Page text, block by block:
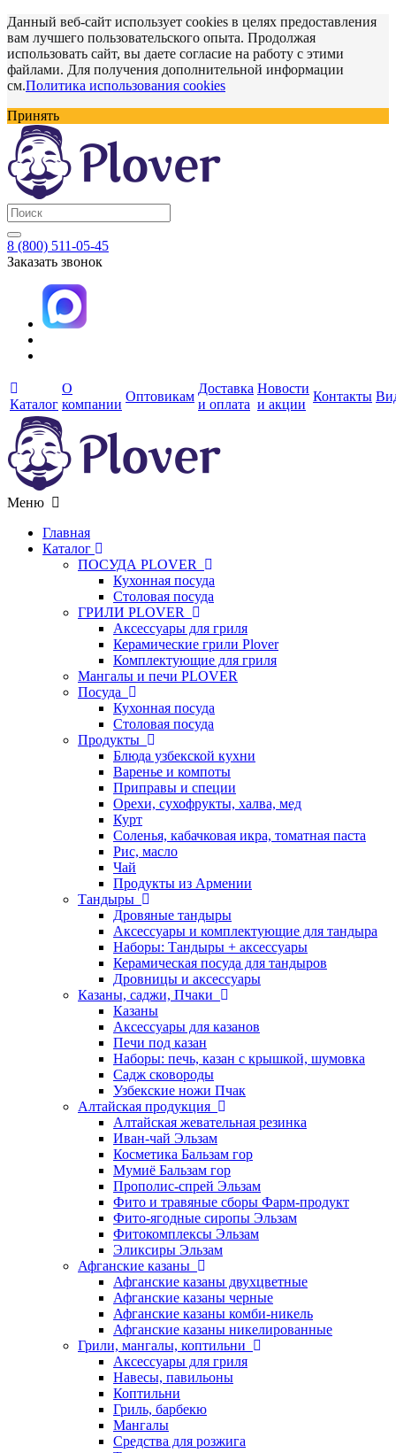
Данный веб-сайт использует cookies в целях предоставления
вам лучшего пользовательского опыта. Продолжая
использовать сайт, вы даете согласие на работу с этими
файлами. Для получения дополнительной информации
см.Политика использования cookies
Принять
8 (800) 511-05-45
Заказать звонок
Каталог
О
компании
Оптовикам
Доставка
и оплата
Новости
и акции
Контакты
Меню
Главная
Каталог
ПОСУДА PLOVER
Кухонная посуда
Столовая посуда
ГРИЛИ PLOVER
Аксессуары для гриля
Керамические грили Plover
Комплектующие для гриля
Мангалы и печи PLOVER
Посуда
Кухонная посуда
Столовая посуда
Продукты
Блюда узбекской кухни
Варенье и компоты
Приправы и специи
Орехи, сухофрукты, халва, мед
Курт
Соленья, кабачковая икра, томатная паста
Рис, масло
Чай
Продукты из Армении
Тандыры
Дровяные тандыры
Аксессуары и комплектующие для тандыра
Наборы: Тандыры + аксессуары
Керамическая посуда для тандыров
Дровницы и аксессуары
Казаны, саджи, Пчаки
Казаны
Аксессуары для казанов
Печи под казан
Наборы: печь, казан с крышкой, шумовка
Садж сковороды
Узбекские ножи Пчак
Алтайская продукция
Алтайская жевательная резинка
Иван-чай Эльзам
Косметика Бальзам гор
Мумиё Бальзам гор
Прополис-спрей Эльзам
Фито и травяные сборы Фарм-продукт
Фито-ягодные сиропы Эльзам
Фитокомплексы Эльзам
Эликсиры Эльзам
Афганские казаны
Афганские казаны двухцветные
Афганские казаны черные
Афганские казаны комби-никель
Афганские казаны никелированные
Грили, мангалы, коптильни
Аксессуары для гриля
Навесы, павильоны
Коптильни
Гриль, барбекю
Мангалы
Средства для розжига